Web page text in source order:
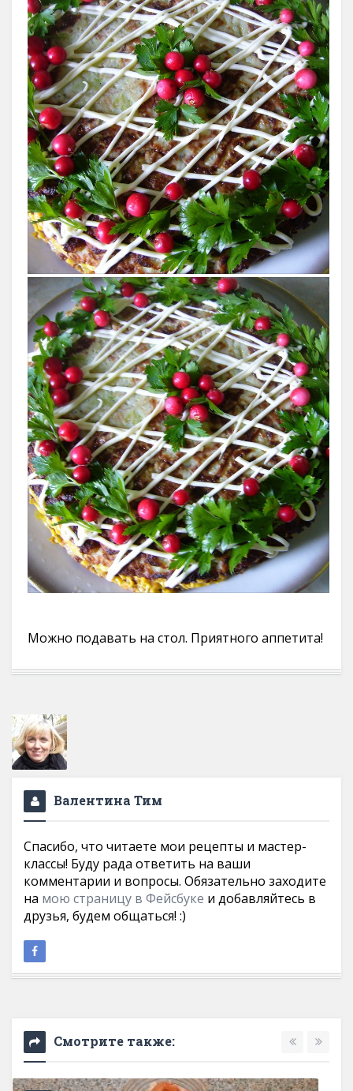
Можно подавать на стол. Приятного аппетита!
Валентина Тим
Спасибо, что читаете мои рецепты и мастер-
классы! Буду рада ответить на ваши
комментарии и вопросы. Обязательно заходите
на мою страницу в Фейсбуке и добавляйтесь в
друзья, будем общаться! :)
Смотрите также: